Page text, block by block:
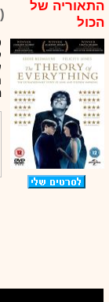
-
התאוריה של
הכול